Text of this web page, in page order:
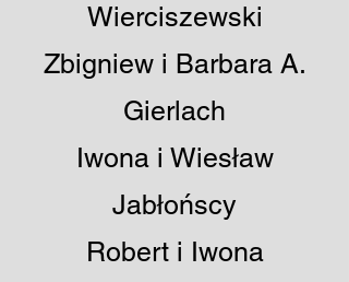
Wierciszewski​
Zbigniew i Barbara A.
Gierlach
Iwona i Wiesław
Jabłońscy
Robert i Iwona